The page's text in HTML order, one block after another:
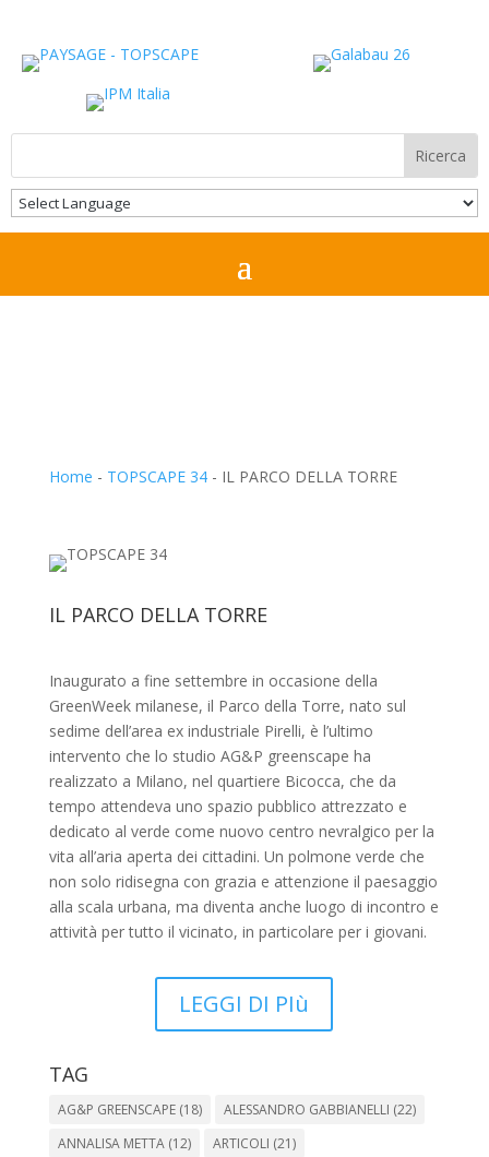
Home - TOPSCAPE 34- IL PARCO DELLA TORRE
IL PARCO DELLA TORRE
Inaugurato a fine settembre in occasione della
GreenWeek milanese, il Parco della Torre, nato sul
sedime dell’area ex industriale Pirelli, è l’ultimo
intervento che lo studio AG&P greenscape ha
realizzato a Milano, nel quartiere Bicocca, che da
tempo attendeva uno spazio pubblico attrezzato e
dedicato al verde come nuovo centro nevralgico per la
vita all’aria aperta dei cittadini. Un polmone verde che
non solo ridisegna con grazia e attenzione il paesaggio
alla scala urbana, ma diventa anche luogo di incontro e
attività per tutto il vicinato, in particolare per i giovani.
LEGGI DI PIù
TAG
AG&P GREENSCAPE(18) ALESSANDRO GABBIANELLI (22)
ANNALISA METTA(12) ARTICOLI (21)